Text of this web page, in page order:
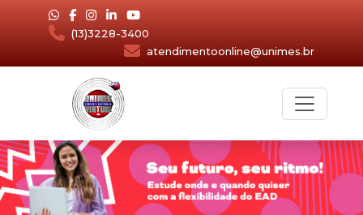
(13)3228-3400
atendimentoonline@unimes.br